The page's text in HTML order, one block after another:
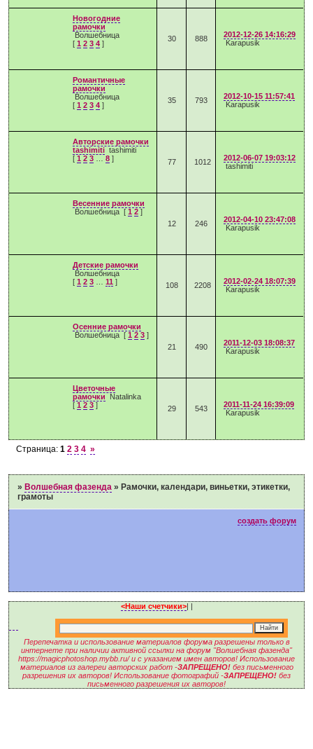
Новогодние
рамочки
Волшебница
[ 1 2 3 4 ]
30 888
2012-12-26 14:16:29
Karapusik
Романтичные
рамочки
Волшебница
[ 1 2 3 4 ]
35 793
2012-10-15 11:57:41
Karapusik
Авторские рамочки
tashimiti tashimiti
[ 1 2 3 8 ] 77 1012
2012-06-07 19:03:12
tashimiti
Весенние рамочки
Волшебница [ 1 2 ]
12
246
2012-04-10 23:47:08
Karapusik
Детские рамочки
Волшебница
[ 1 2 3 11 ] 108 2208
2012-02-24 18:07:39
Karapusik
Осенние рамочки
Волшебница [ 1 2 3 ]
21
490
2011-12-03 18:08:37
Karapusik
Цветочные
рамочки
Natalinka
[ 1 2 3 ] 29 543
2011-11-24 16:39:09
Karapusik
Страница:1 2 3 4 »
»Волшебная фазенда »Рамочки, календари, виньетки, этикетки,
грамоты
создать форум
<Наши счетчики>| |
Перепечатка и использование материалов форума разрешены только в
интернете при наличии активной ссылки на форум "Волшебная фазенда"
https://magicphotoshop.mybb.ru/ и с указанием имен авторов! Использование
материалов из галереи авторских работ -ЗАПРЕЩЕНО!без письменного
разрешения их авторов! Использование фотографий -ЗАПРЕЩЕНО! без
письменного разрешения их авторов!